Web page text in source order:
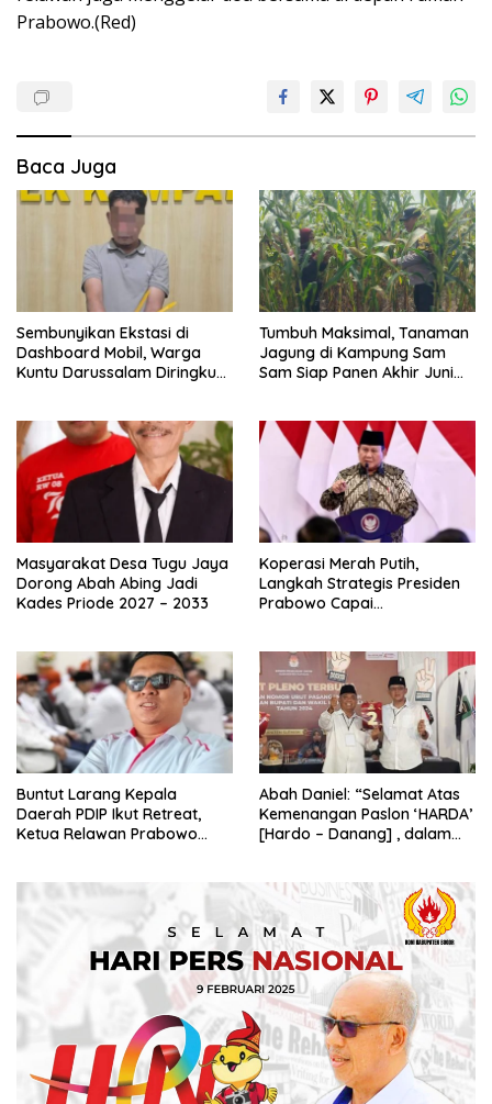
Prabowo.(Red)
Baca Juga
Sembunyikan Ekstasi di
Dashboard Mobil, Warga
Kuntu Darussalam Diringkus
Tumbuh Maksimal, Tanaman
Jagung di Kampung Sam
Sam Siap Panen Akhir Juni
Masyarakat Desa Tugu Jaya
Dorong Abah Abing Jadi
Kades Priode 2027 – 2033
Koperasi Merah Putih,
Langkah Strategis Presiden
Prabowo Capai
Buntut Larang Kepala
Daerah PDIP Ikut Retreat,
Ketua Relawan Prabowo
Abah Daniel: “Selamat Atas
Kemenangan Paslon ‘HARDA’
[Hardo – Danang] , dalam